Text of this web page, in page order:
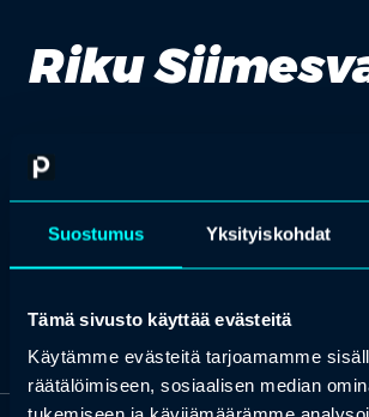
Suostumus Yksityiskohdat
Tämä sivusto käyttää evästeitä
Käytämme evästeitä tarjoamamme
räätälöimiseen, sosiaalisen median
Riku
Principal Consultant, Reaktor
valitsemme aina parhaat kouluttajat ja puhujat.